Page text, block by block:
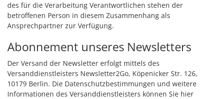
des für die Verarbeitung Verantwortlichen stehen der
betroffenen Person in diesem Zusammenhang als
Ansprechpartner zur Verfügung.
Abonnement unseres Newsletters
Der Versand der Newsletter erfolgt mittels des
Versanddienstleisters Newsletter2Go, Köpenicker Str. 126,
10179 Berlin. Die Datenschutzbestimmungen und weitere
Informationen des Versanddienstleisters können Sie hier